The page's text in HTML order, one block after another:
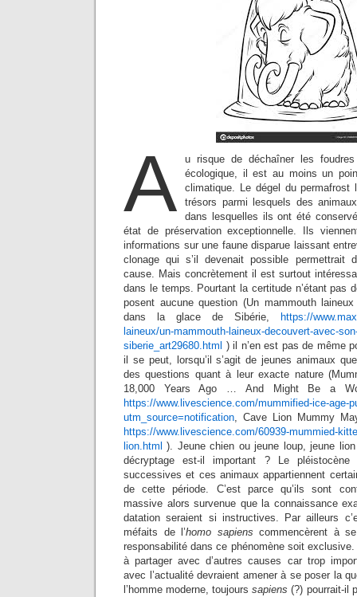
A
u risque de déchaîner les
écologique, il est au moins un
climatique. Le dégel du permafrost
trésors parmi lesquels des
dans lesquelles ils ont été
état de préservation exceptionnelle. Ils
informations sur une faune disparue laissant
clonage qui s’il devenait possible permettrait
cause. Mais concrètement il est surtout
dans le temps. Pourtant la certitude n’étant pas
posent aucune question (Un mammouth
dans la glace de Sibérie,
https://
laineux/un-mammouth-laineux-decouvert-avec-
siberie_art29680.html ) il n’en est pas de même
il se peut, lorsqu’il s’agit de jeunes animaux
des questions quant à leur exacte nature
18,000 Years Ago … And Might Be a
https://www.livescience.com/mummified-ice-age-
utm_source=notification, Cave Lion Mummy
https://www.livescience.com/60939-mummied-
lion.html ). Jeune chien ou jeune loup, jeune
décryptage est-il important ? Le pléistocène
successives et ces animaux appartiennent
de cette période. C’est parce qu’ils sont
massive alors survenue que la connaissance
datation seraient si instructives. Par ailleurs
méfaits de l’homo sapiens commencèrent à
responsabilité dans ce phénomène soit
à partager avec d’autres causes car trop
avec l’actualité devraient amener à se poser la
l’homme moderne, toujourssapiens (?) pourrait-il